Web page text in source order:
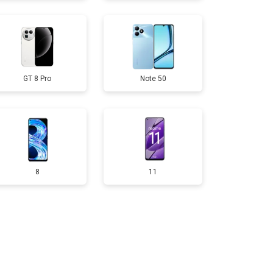
Узнать
₽ Узнать
GT 8 Pro Note 50
8 11